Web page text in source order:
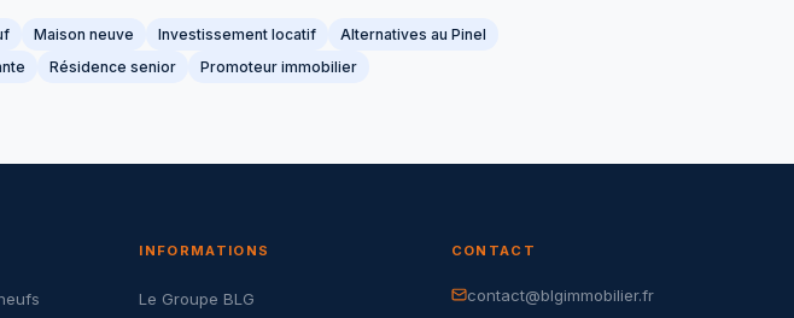
Maison neuve Investissement locatif
Alternatives au Pinel
Résidence senior
Promoteur immobilier
INFORMATIONS
Le Groupe BLG
CONTACT
contact@blgimmobilier.fr